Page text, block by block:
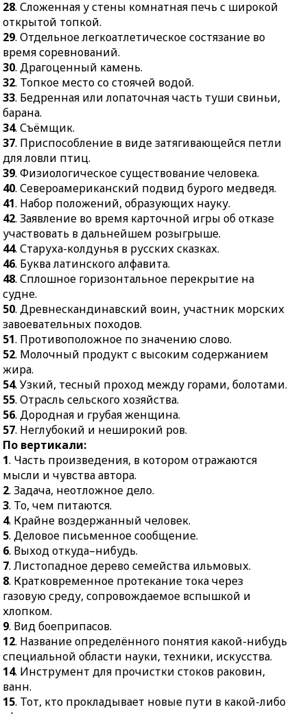
32.Топкое место со
стоячей водой.
33.Бедренная или
лопаточная часть туши
свиньи, барана.
34.Съёмщик.
37.Приспособление в
виде затягивающейся
петли для ловли птиц.
39.Физиологическое
существование
человека.
40.Североамериканский
подвид бурого медведя.
41.Набор положений,
образующих науку.
42.Заявление во время
карточной игры об
отказе участвовать в
дальнейшем
розыгрыше.
44.Старуха-колдунья в
русских сказках.
46.Буква латинского
алфавита.
48.Сплошное
горизонтальное
перекрытие на судне.
50.Древнескандинавски
й воин, участник
морских завоевательных
походов.
51.Противоположное по
значению слово.
52.Молочный продукт с
высоким содержанием
жира.
54.Узкий, тесный
проход между горами,
болотами.
55.Отрасль сельского
хозяйства.
24.Периодическое
за собаками.
27.Подражание
произведению,
имеющее целью
эффекта.
30.Женский шейный
шарф.
31.Один из главных
богов скандинавской
мифологии.
35.Винтовая
36.Слово, совпадающее с
звучанию, но
расходящееся по
38.Небольшое животное
семейства зайцев.
39.Дом, квартира.
дующий в области
экватором.
43.Бег на короткую
дистанцию.
металлический
стержень,служащий для
скрепления чего-либо.
кустарник с ползучими
корневищами.
47.Сигнальный гудок с
резким воющим звуком.
28. Сложенная у стены комнатная печь с широкой
открытой топкой.
29. Отдельное легкоатлетическое состязание во
время соревнований.
30. Драгоценный камень.
32. Топкое место со стоячей водой.
33. Бедренная или лопаточная часть туши свиньи,
барана.
34. Съёмщик.
37. Приспособление в виде затягивающейся петли
для ловли птиц.
39. Физиологическое существование человека.
40. Североамериканский подвид бурого медведя.
41. Набор положений, образующих науку.
42. Заявление во время карточной игры об отказе
участвовать в дальнейшем розыгрыше.
44. Старуха-колдунья в русских сказках.
46. Буква латинского алфавита.
48. Сплошное горизонтальное перекрытие на
судне.
50. Древнескандинавский воин, участник морских
завоевательных походов.
51. Противоположное по значению слово.
52. Молочный продукт с высоким содержанием
жира.
54. Узкий, тесный проход между горами, болотами.
55. Отрасль сельского хозяйства.
56. Дородная и грубая женщина.
57. Неглубокий и неширокий ров.
По вертикали:
1. Часть произведения, в котором отражаются
мысли и чувства автора.
2. Задача, неотложное дело.
3. То, чем питаются.
4. Крайне воздержанный человек.
5. Деловое письменное сообщение.
6. Выход откуда–нибудь.
7. Листопадное дерево семейства ильмовых.
8. Кратковременное протекание тока через
газовую среду, сопровождаемое вспышкой и
хлопком.
9. Вид боеприпасов.
12. Название определённого понятия какой-нибудь
специальной области науки, техники, искусства.
14. Инструмент для прочистки стоков раковин,
ванн.
15. Тот, кто прокладывает новые пути в какой-либо